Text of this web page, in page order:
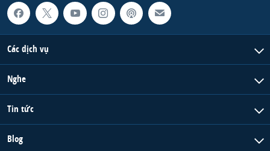
Các dịch vụ
Nghe
Tin tức
Blog